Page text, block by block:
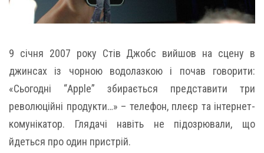
9 січня 2007 року Стів Джобс вийшов на сцену в
джинсах із чорною водолазкою і почав говорити:
«Сьогодні “Apple” збирається представити три
революційні продукти…» – телефон, плеєр та інтернет-
комунікатор. Глядачі навіть не підозрювали, що
йдеться про один пристрій.